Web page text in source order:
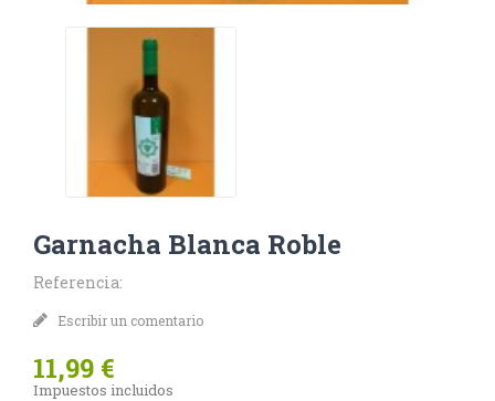
Garnacha Blanca Roble
Referencia:
Escribir un comentario
11,99 €
Impuestos incluidos